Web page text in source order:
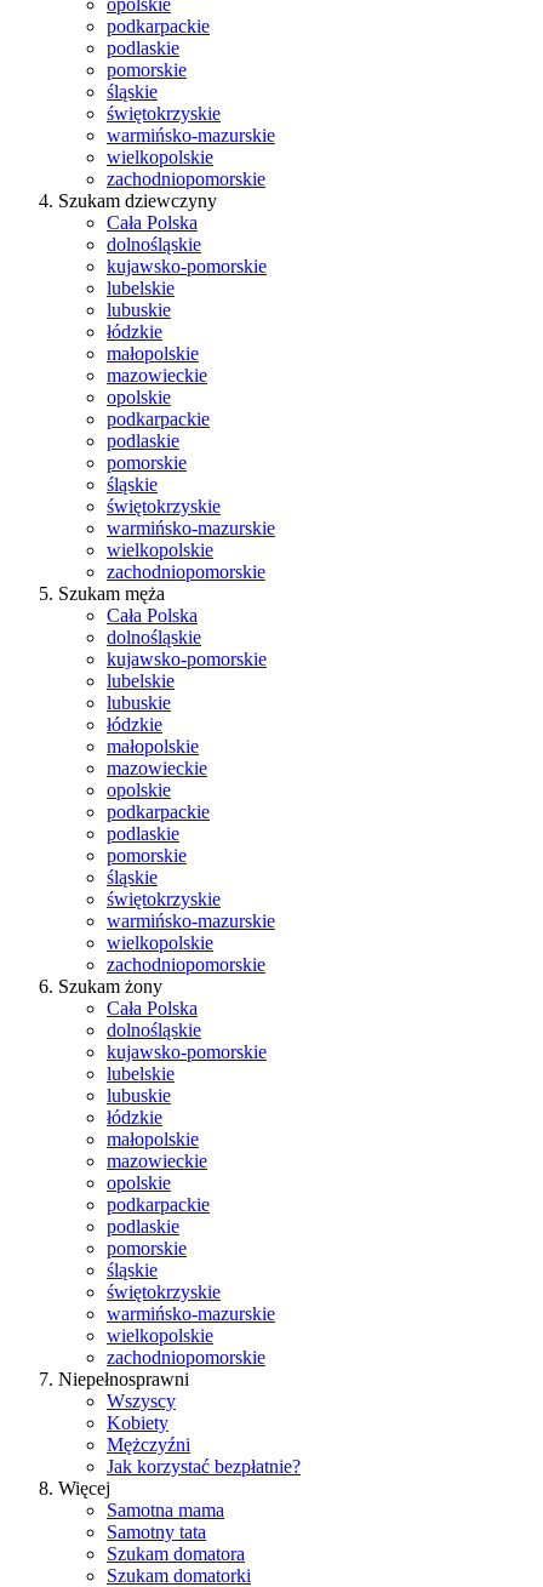
opolskie
podkarpackie
podlaskie
pomorskie
śląskie
świętokrzyskie
warmińsko-mazurskie
wielkopolskie
zachodniopomorskie
Szukam dziewczyny
Cała Polska
dolnośląskie
kujawsko-pomorskie
lubelskie
lubuskie
łódzkie
małopolskie
mazowieckie
opolskie
podkarpackie
podlaskie
pomorskie
śląskie
świętokrzyskie
warmińsko-mazurskie
wielkopolskie
zachodniopomorskie
Szukam męża
Cała Polska
dolnośląskie
kujawsko-pomorskie
lubelskie
lubuskie
łódzkie
małopolskie
mazowieckie
opolskie
podkarpackie
podlaskie
pomorskie
śląskie
świętokrzyskie
warmińsko-mazurskie
wielkopolskie
zachodniopomorskie
Szukam żony
Cała Polska
dolnośląskie
kujawsko-pomorskie
lubelskie
lubuskie
łódzkie
małopolskie
mazowieckie
opolskie
podkarpackie
podlaskie
pomorskie
śląskie
świętokrzyskie
warmińsko-mazurskie
wielkopolskie
zachodniopomorskie
Niepełnosprawni
Wszyscy
Kobiety
Mężczyźni
Jak korzystać bezpłatnie?
Więcej
Samotna mama
Samotny tata
Szukam domatora
Szukam domatorki